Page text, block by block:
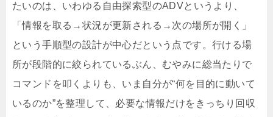
たいのは、いわゆる自由探索型のADVというより、
「情報を取る→状況が更新される→次の場所が開く」
という手順型の設計が中心だという点です。行ける場
所が段階的に絞られているぶん、むやみに総当たりで
コマンドを叩くよりも、いま自分が“何を目的に動いて
いるのか”を整理して、必要な情報だけをきっちり回収